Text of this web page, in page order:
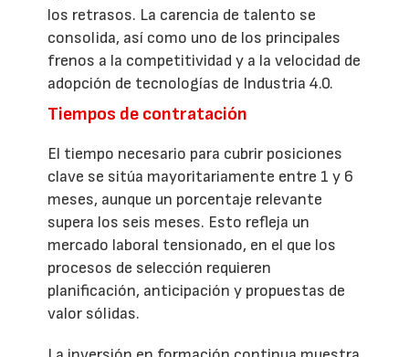
los retrasos. La carencia de talento se
consolida, así como uno de los principales
frenos a la competitividad y a la velocidad de
adopción de tecnologías de Industria 4.0.
Tiempos de contratación
El tiempo necesario para cubrir posiciones
clave se sitúa mayoritariamente entre 1 y 6
meses, aunque un porcentaje relevante
supera los seis meses. Esto refleja un
mercado laboral tensionado, en el que los
procesos de selección requieren
planificación, anticipación y propuestas de
valor sólidas.